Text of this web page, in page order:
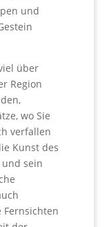
und
über
Region
wo Sie
verfallen
Kunst des
und sein
Fernsichten